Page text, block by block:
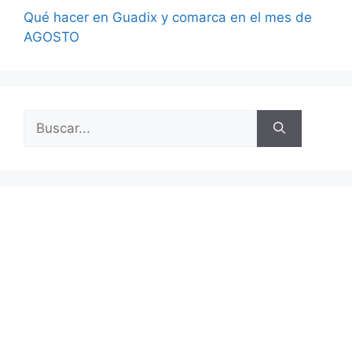
Qué hacer en Guadix y comarca en el mes de
AGOSTO
Buscar: